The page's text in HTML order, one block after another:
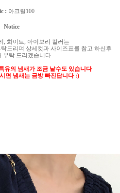
: 아크릴100
Notice
화이트
아이보리 컬러는
드리며 상세컷과 사이즈표를 참고 하신후
부탁 드리겠습니다
유의 냄새가 조금 날수도 있습니다
면 냄새는 금방 빠진답니다 :)